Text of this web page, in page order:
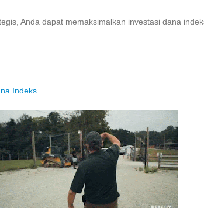
Anda dapat memaksimalkan investasi dana
Indeks